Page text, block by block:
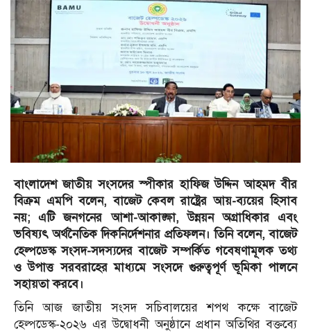
বাংলাদেশ জাতীয় সংসদের স্পীকার হাফিজ উদ্দিন আহমদ বীর
বিক্রম এমপি বলেন, বাজেট কেবল রাষ্ট্রের আয়-ব্যয়ের হিসাব
নয়; এটি জনগনের আশা-আকাঙ্ক্ষা, উন্নয়ন অগ্রাধিকার এবং
ভবিষ্যৎ অর্থনৈতিক দিকনির্দেশনার প্রতিফলন। তিনি বলেন, বাজেট
হেল্পডেস্ক সংসদ-সদস্যদের বাজেট সম্পর্কিত গবেষণামূলক তথ্য
ও উপাত্ত সরবরাহের মাধ্যমে সংসদে গুরুত্বপূর্ণ ভূমিকা পালনে
সহায়তা করবে।
তিনি আজ জাতীয় সংসদ সচিবালয়ের শপথ কক্ষে বাজেট
হেল্পডেস্ক-২০২৬ এর উদ্বোধনী অনুষ্ঠানে প্রধান অতিথির বক্তব্যে